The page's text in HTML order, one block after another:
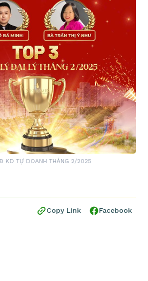
KD TỰ DOANH THÁNG 2/2025
Copy Link Facebook